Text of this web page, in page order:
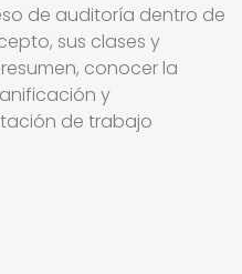
de auditoría dentro de
sus clases y
conocer la
y
de trabajo